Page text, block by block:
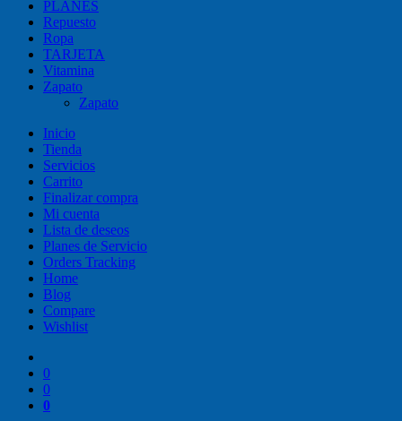
PLANES
Repuesto
Ropa
TARJETA
Vitamina
Zapato
Zapato
Inicio
Tienda
Servicios
Carrito
Finalizar compra
Mi cuenta
Lista de deseos
Planes de Servicio
Orders Tracking
Home
Blog
Compare
Wishlist
0
0
0